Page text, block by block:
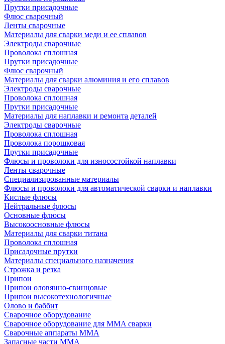
Прутки присадочные
Флюс сварочный
Ленты сварочные
Материалы для сварки меди и ее сплавов
Электроды сварочные
Проволока сплошная
Прутки присадочные
Флюс сварочный
Материалы для сварки алюминия и его сплавов
Электроды сварочные
Проволока сплошная
Прутки присадочные
Материалы для наплавки и ремонта деталей
Электроды сварочные
Проволока сплошная
Проволока порошковая
Прутки присадочные
Флюсы и проволоки для износостойкой наплавки
Ленты сварочные
Специализированные материалы
Флюсы и проволоки для автоматической сварки и наплавки
Кислые флюсы
Нейтральные флюсы
Основные флюсы
Высокоосновные флюсы
Материалы для сварки титана
Проволока сплошная
Присадочные прутки
Материалы специального назначения
Строжка и резка
Припои
Припои оловянно-свинцовые
Припои высокотехнологичные
Олово и баббит
Сварочное оборудование
Сварочное оборудование для MMA сварки
Сварочные аппараты MMA
Запасные части MMA